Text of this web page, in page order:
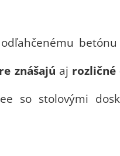
betónu
znášajú aj rozličné
so stolovými